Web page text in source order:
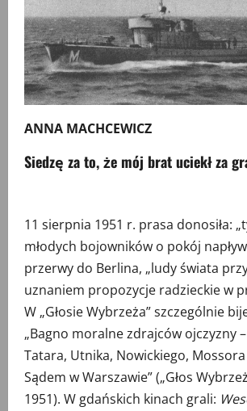
ANNA MACHCEWICZ
Siedzę za to, że mój brat uciekł za
11 sierpnia 1951 r. prasa donosiła:
młodych bojowników o pokój
przerwy do Berlina, „ludy świata
uznaniem propozycje radzieckie w
W „Głosie Wybrzeża” szczególnie
„Bagno moralne zdrajców ojczyzny
Tatara, Utnika, Nowickiego,
Sądem w Warszawie” („Głos
1951). W gdańskich kinach grali: